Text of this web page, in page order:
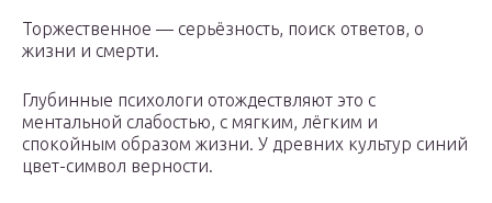
Торжественное — серьёзность, поиск ответов, о
жизни и смерти.
Глубинные психологи отождествляют это с
ментальной слабостью, с мягким, лёгким и
спокойным образом жизни. У древних культур синий
цвет-символ верности.